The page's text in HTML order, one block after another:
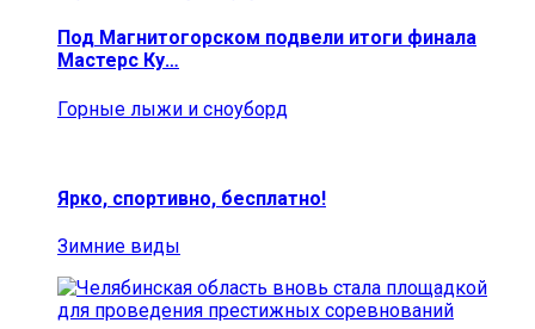
Под Магнитогорском подвели итоги финала
Мастерс Ку…
Горные лыжи и сноуборд
Ярко, спортивно, бесплатно!
Зимние виды